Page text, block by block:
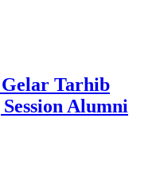
Tarhib
Alumni